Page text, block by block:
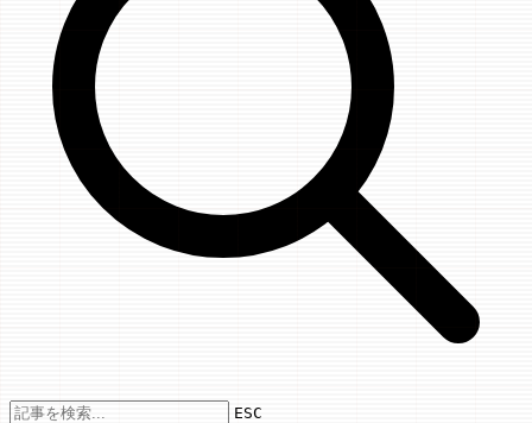
Use arrow keys to navigate results,
ESC